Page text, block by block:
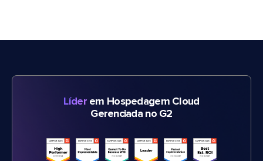
Líderem Hospedagem Cloud
Gerenciada no G2